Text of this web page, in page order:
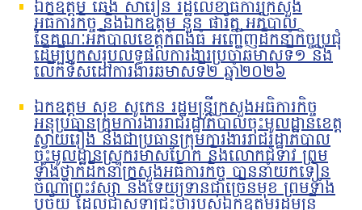
ឯកឧត្តម ឆេង សារឿន រដ្ឋលេខាធិការក្រសួង
អធិការកិច្ច និងឯកឧត្តម នួន ផារ័ត្ន អភិបាល
នៃគណៈអភិបាលខេត្តកំពង់ធំ អញ្ជើញដឹកនាំកិច្ចប្រជុំ
ដើម្បីបូកសរុបលទ្ធផលការងារប្រចាំឆមាសទី១ និង
លើកទិសដៅការងារឆមាសទី២ ឆ្នាំ២០២៦
ឯកឧត្តម សុខ សូកេន រដ្ឋមន្រ្តីក្រសួងអធិការកិច្ច
អនុប្រធានក្រុមការងាររាជរដ្ឋាភិបាលចុះមូលដ្ឋានខេត្ត
ស្វាយរៀង និងជាប្រធានក្រុមការងាររាជរដ្ឋាភិបាល
ចុះមូលដ្ឋានស្រុករមាសហែក និងលោកជំទាវ ព្រម
ទាំងថ្នាក់ដឹកនាំក្រសួងអធិការកិច្ច បាននាំយកទៀន
ចំណាំព្រះវស្សា និងទេយ្យទានជាច្រើនមុខ ព្រមទាំង
បច្ច័យ ដែលជាសទ្ធាជ្រះថ្លារបស់ឯកឧត្តមរដ្ឋមន្រ្តី